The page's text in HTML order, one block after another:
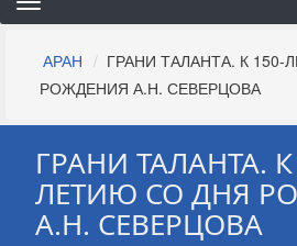
Строка
навигации
АРАН
ГРАНИ ТАЛАНТА. К
РОЖДЕНИЯ А.Н. СЕВЕРЦОВА
ГРАНИ ТАЛАНТА. К
ЛЕТИЮ СО ДНЯ
А.Н. СЕВЕРЦОВА